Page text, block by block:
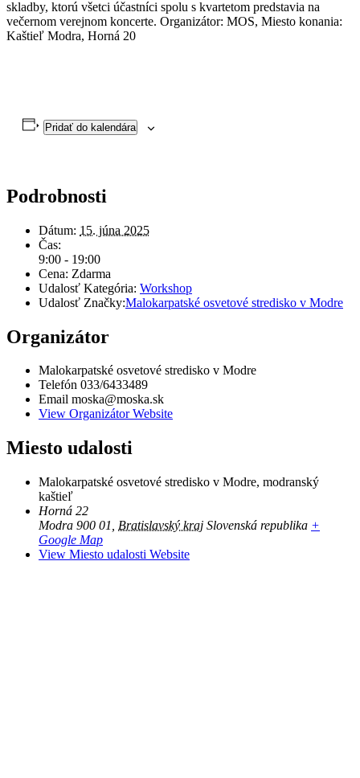
skladby, ktorú všetci účastníci spolu s kvartetom predstavia na
večernom verejnom koncerte. Organizátor: MOS, Miesto konania:
Kaštieľ Modra, Horná 20
Pridať do kalendára
Podrobnosti
Dátum: 15. júna 2025
Čas:
9:00 - 19:00
Cena: Zdarma
Udalosť Kategória: Workshop
Udalosť Značky:Malokarpatské osvetové stredisko v Modre
Organizátor
Malokarpatské osvetové stredisko v Modre
Telefón 033/6433489
Email moska@moska.sk
View Organizátor Website
Miesto udalosti
Malokarpatské osvetové stredisko v Modre, modranský
kaštieľ
Horná 22
Modra 900 01
Bratislavský kraj Slovenská republika +
Google Map
View Miesto udalosti Website